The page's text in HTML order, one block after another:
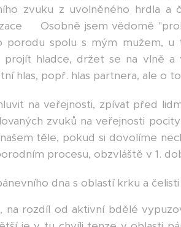
zvuku z uvolněného hrdla a
Osobně jsem vědomě
spolu s mým mužem, u
projít hladce, držet se na vlně
hlas, popř. hlas partnera, ale o
na veřejnosti, zpívat před
zvuků na veřejnosti
těle, pokud si dovolíme
procesu, obzvláště v 1.
dna s oblastí krku a čelisti
na rozdíl od aktivní bdělé